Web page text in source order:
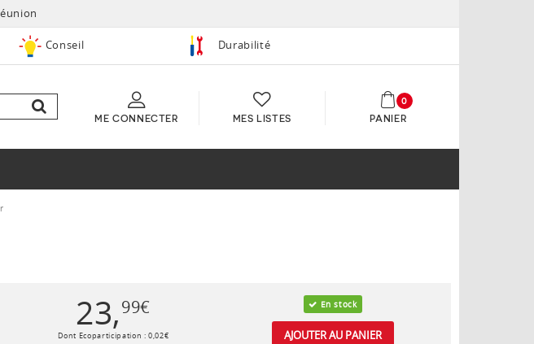
Conseil Durabilité
ME CONNECTER MES LISTES PANIER
0
23,99€
Dont Ecoparticipation :0,02€
En stock
AJOUTER AU PANIER